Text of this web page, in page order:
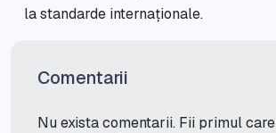
la standarde internaționale.
Comentarii
Nu exista comentarii. Fii primul care